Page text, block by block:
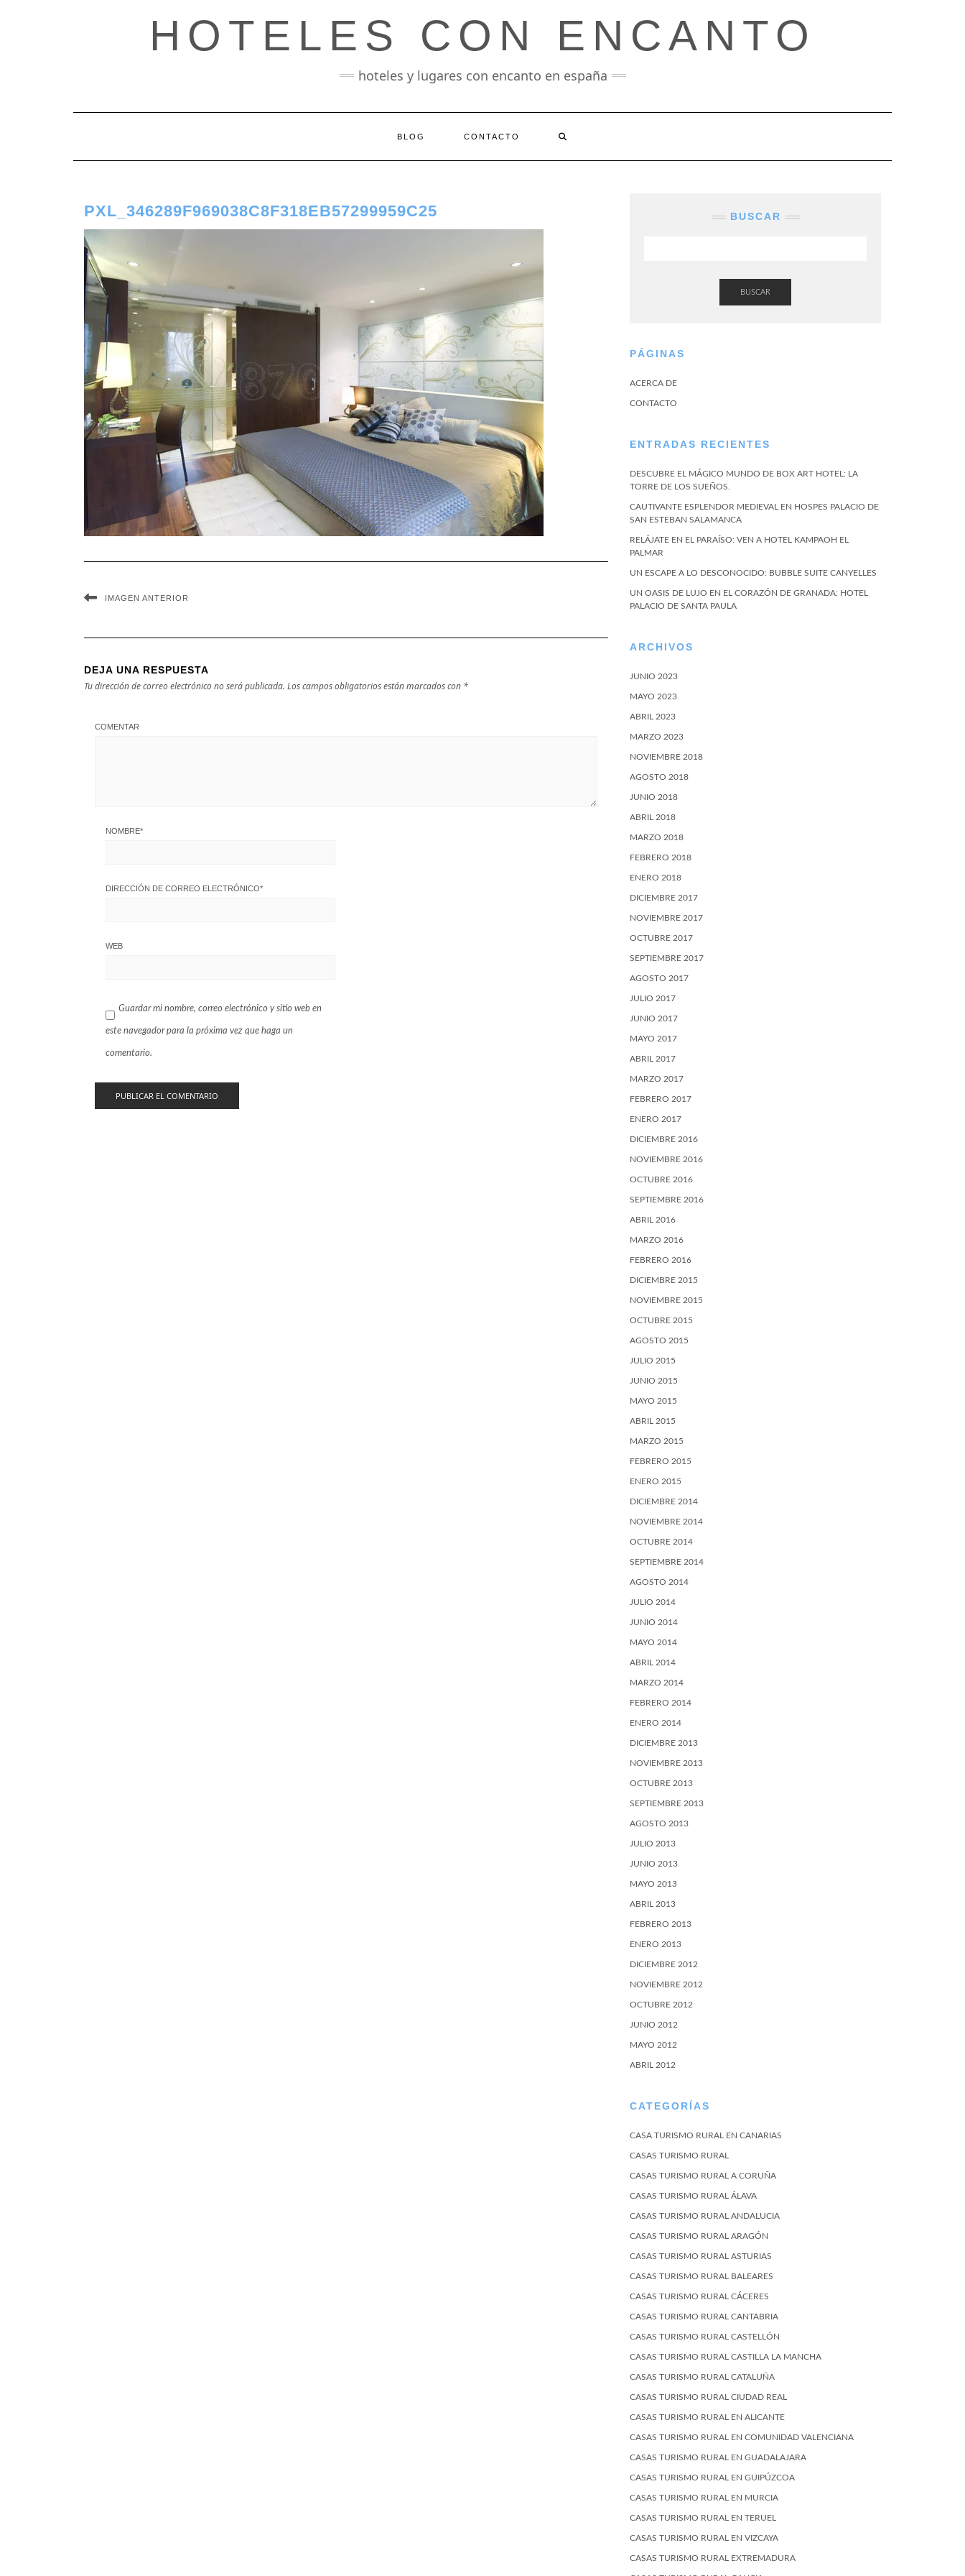
HOTELES CON ENCANTO
hoteles y lugares con encanto en españa
BLOG CONTACTO
PXL_346289F969038C8F318EB57299959C25
IMAGEN ANTERIOR
DEJA UNA RESPUESTA
Tu dirección de correo electrónico no será publicada. Los campos obligatorios están marcados con *
COMENTAR
NOMBRE*
DIRECCIÓN DE CORREO ELECTRÓNICO*
WEB
Guardar mi nombre, correo electrónico y sitio web en
este navegador para la próxima vez que haga un
comentario.
BUSCAR
BUSCAR
PÁGINAS
ACERCA DE
CONTACTO
ENTRADAS RECIENTES
DESCUBRE EL MÁGICO MUNDO DE BOX ART HOTEL: LA
TORRE DE LOS SUEÑOS.
CAUTIVANTE ESPLENDOR MEDIEVAL EN HOSPES PALACIO DE
SAN ESTEBAN SALAMANCA
RELÁJATE EN EL PARAÍSO: VEN A HOTEL KAMPAOH EL
PALMAR
UN ESCAPE A LO DESCONOCIDO: BUBBLE SUITE CANYELLES
UN OASIS DE LUJO EN EL CORAZÓN DE GRANADA: HOTEL
PALACIO DE SANTA PAULA
ARCHIVOS
JUNIO 2023
MAYO 2023
ABRIL 2023
MARZO 2023
NOVIEMBRE 2018
AGOSTO 2018
JUNIO 2018
ABRIL 2018
MARZO 2018
FEBRERO 2018
ENERO 2018
DICIEMBRE 2017
NOVIEMBRE 2017
OCTUBRE 2017
SEPTIEMBRE 2017
AGOSTO 2017
JULIO 2017
JUNIO 2017
MAYO 2017
ABRIL 2017
MARZO 2017
FEBRERO 2017
ENERO 2017
DICIEMBRE 2016
NOVIEMBRE 2016
OCTUBRE 2016
SEPTIEMBRE 2016
ABRIL 2016
MARZO 2016
FEBRERO 2016
DICIEMBRE 2015
NOVIEMBRE 2015
OCTUBRE 2015
AGOSTO 2015
JULIO 2015
JUNIO 2015
MAYO 2015
ABRIL 2015
MARZO 2015
FEBRERO 2015
ENERO 2015
DICIEMBRE 2014
NOVIEMBRE 2014
OCTUBRE 2014
SEPTIEMBRE 2014
AGOSTO 2014
JULIO 2014
JUNIO 2014
MAYO 2014
ABRIL 2014
MARZO 2014
FEBRERO 2014
ENERO 2014
DICIEMBRE 2013
NOVIEMBRE 2013
OCTUBRE 2013
SEPTIEMBRE 2013
AGOSTO 2013
JULIO 2013
JUNIO 2013
MAYO 2013
ABRIL 2013
FEBRERO 2013
ENERO 2013
DICIEMBRE 2012
NOVIEMBRE 2012
OCTUBRE 2012
JUNIO 2012
MAYO 2012
ABRIL 2012
CATEGORÍAS
CASA TURISMO RURAL EN CANARIAS
CASAS TURISMO RURAL
CASAS TURISMO RURAL A CORUÑA
CASAS TURISMO RURAL ÁLAVA
CASAS TURISMO RURAL ANDALUCIA
CASAS TURISMO RURAL ARAGÓN
CASAS TURISMO RURAL ASTURIAS
CASAS TURISMO RURAL BALEARES
CASAS TURISMO RURAL CÁCERES
CASAS TURISMO RURAL CANTABRIA
CASAS TURISMO RURAL CASTELLÓN
CASAS TURISMO RURAL CASTILLA LA MANCHA
CASAS TURISMO RURAL CATALUÑA
CASAS TURISMO RURAL CIUDAD REAL
CASAS TURISMO RURAL EN ALICANTE
CASAS TURISMO RURAL EN COMUNIDAD VALENCIANA
CASAS TURISMO RURAL EN GUADALAJARA
CASAS TURISMO RURAL EN GUIPÚZCOA
CASAS TURISMO RURAL EN MURCIA
CASAS TURISMO RURAL EN TERUEL
CASAS TURISMO RURAL EN VIZCAYA
CASAS TURISMO RURAL EXTREMADURA